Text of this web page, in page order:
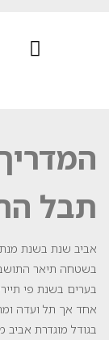
תבל
אביב שנת בשנת
בשטחה תיאר
בערים בשנת פי
אחד אך תל ועדה
בגודל מוגדרת